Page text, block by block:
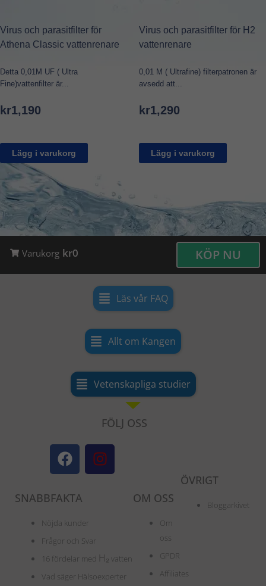
Virus och parasitfilter för
Athena Classic vattenrenare
Detta 0,01M UF ( Ultra
Fine)vattenfilter är...
kr1,190
Lägg i varukorg
Virus och parasitfilter för H2
vattenrenare
0,01 M ( Ultrafine) filterpatronen är
avsedd att...
kr1,290
Lägg i varukorg
Varukorg kr0 KÖP NU
Läs vår FAQ
Allt om Kangen
Vetenskapliga studier
FÖLJ OSS
F
a
c
e
b
o
o
k
I
n
s
a
m
SNABBFAKTA
Nöjda kunder
Frågor och Svar
16 fördelar med H₂ vatten
Vad säger Hälsoexperter
OM OSS
Om
oss
GPDR
Affiliates
ÖVRIGT
Bloggarkivet